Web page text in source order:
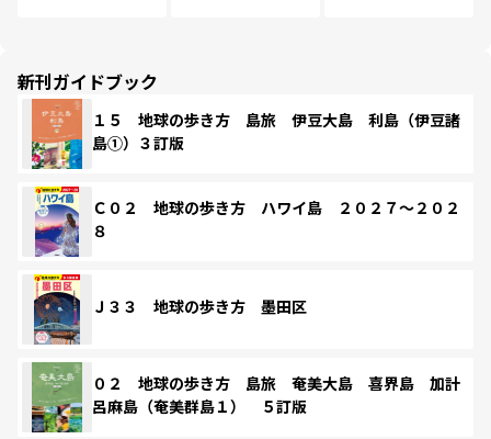
新刊ガイドブック
１５ 地球の歩き方 島旅 伊豆大島 利島（伊豆諸
島①）３訂版
Ｃ０２ 地球の歩き方 ハワイ島 ２０２７～２０２
８
Ｊ３３ 地球の歩き方 墨田区
０２ 地球の歩き方 島旅 奄美大島 喜界島 加計
呂麻島（奄美群島１） ５訂版